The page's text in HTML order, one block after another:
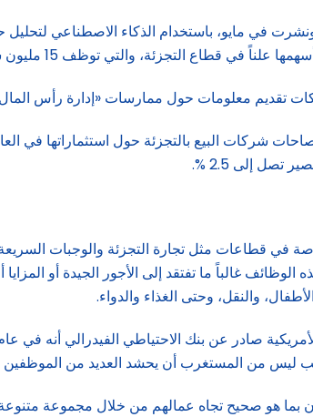
15 مليون شخص على مستوى الولايات المتحدة، معظمهم من المبتدئين.
شركات البيع بالتجزئة حول استثماراتها في
إلى 2.5 %.
في قطاعات مثل تجارة التجزئة والوجبات
غالباً ما تفتقد إلى الأجور الجيدة أو
والنقل، وحتى الغذاء والدواء.
هو صحيح تجاه عمالهم من خلال مجموعة